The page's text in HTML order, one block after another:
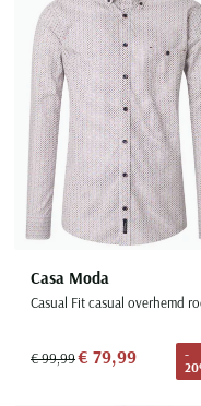
Casa Moda
Casual Fit casual overhemd
€ 99,99€ 79,99
-